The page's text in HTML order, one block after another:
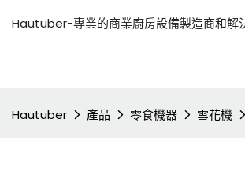
Hautuber-專業的商業廚房設備製造商和解
Hautuber 產品 零食機器 雪花機